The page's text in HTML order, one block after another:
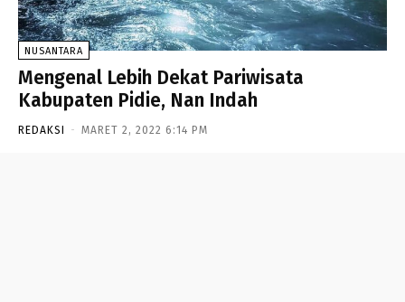
NUSANTARA
Mengenal Lebih Dekat Pariwisata
Kabupaten Pidie, Nan Indah
REDAKSI - MARET 2, 2022 6:14 PM